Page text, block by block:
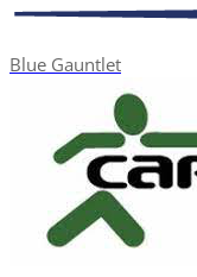
Blue Gauntlet